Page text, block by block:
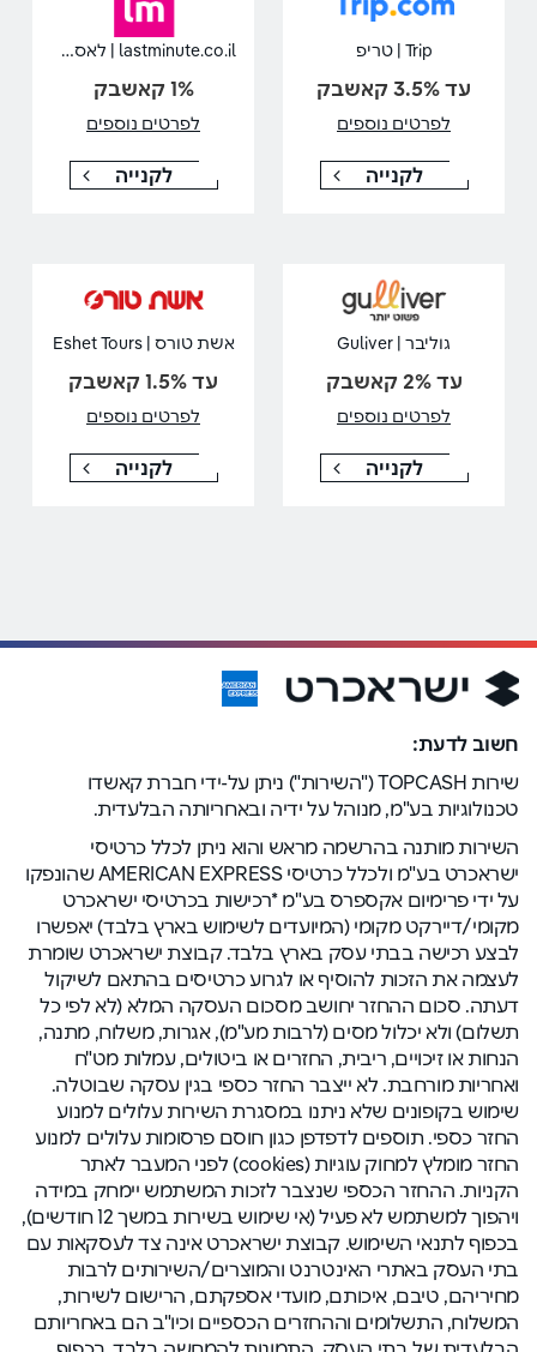
Trip | טריפ
עד 3.5% קאשבק
לפרטים נוספים
לקנייה
lastminute.co.il | לאסטמינט
1% קאשבק
לפרטים נוספים
לקנייה
גוליבר | Guliver
עד 2% קאשבק
לפרטים נוספים
לקנייה
אשת טורס | Eshet Tours
עד 1.5% קאשבק
לפרטים נוספים
לקנייה
חשוב לדעת:
שירות TOPCASH ("השירות") ניתן על-ידי חברת קאשדו
טכנולוגיות בע"מ, מנוהל על ידיה ובאחריותה הבלעדית.
השירות מותנה בהרשמה מראש והוא ניתן לכלל כרטיסי
ישראכרט בע"מ ולכלל כרטיסי AMERICAN EXPRESS שהונפקו
על ידי פרימיום אקספרס בע"מ *רכישות בכרטיסי ישראכרט
מקומי/דיירקט מקומי (המיועדים לשימוש בארץ בלבד) יאפשרו
לבצע רכישה בבתי עסק בארץ בלבד. קבוצת ישראכרט שומרת
לעצמה את הזכות להוסיף או לגרוע כרטיסים בהתאם לשיקול
דעתה. סכום ההחזר יחושב מסכום העסקה המלא (לא לפי כל
תשלום) ולא יכלול מסים (לרבות מע"מ), אגרות, משלוח, מתנה,
הנחות או זיכויים, ריבית, החזרים או ביטולים, עמלות מט"ח
ואחריות מורחבת. לא ייצבר החזר כספי בגין עסקה שבוטלה.
שימוש בקופונים שלא ניתנו במסגרת השירות עלולים למנוע
החזר כספי. תוספים לדפדפן כגון חוסם פרסומות עלולים למנוע
החזר מומלץ למחוק עוגיות (cookies) לפני המעבר לאתר
הקניות. ההחזר הכספי שנצבר לזכות המשתמש יימחק במידה
ויהפוך למשתמש לא פעיל (אי שימוש בשירות במשך 12 חודשים),
בכפוף לתנאי השימוש. קבוצת ישראכרט אינה צד לעסקאות עם
בתי העסק באתרי האינטרנט והמוצרים/השירותים לרבות
מחיריהם, טיבם, איכותם, מועדי אספקתם, הרישום לשירות,
המשלוח, התשלומים וההחזרים הכספיים וכיו"ב הם באחריותם